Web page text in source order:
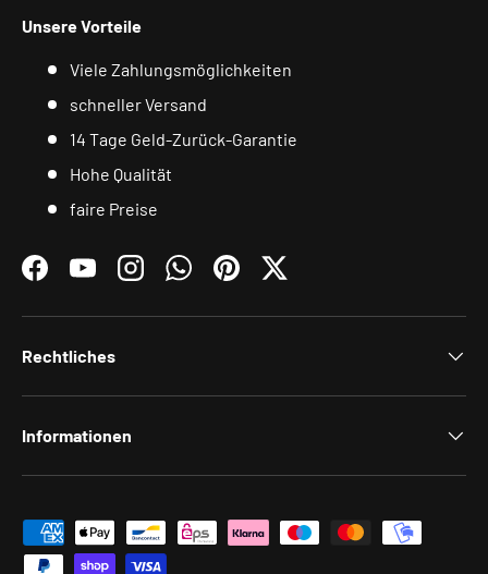
Unsere Vorteile
Viele Zahlungsmöglichkeiten
schneller Versand
14 Tage Geld-Zurück-Garantie
Hohe Qualität
faire Preise
FacebookYouTubeInstagramWhatsAppPinterestTwitter
Rechtliches
Informationen
Zahlungsmethoden